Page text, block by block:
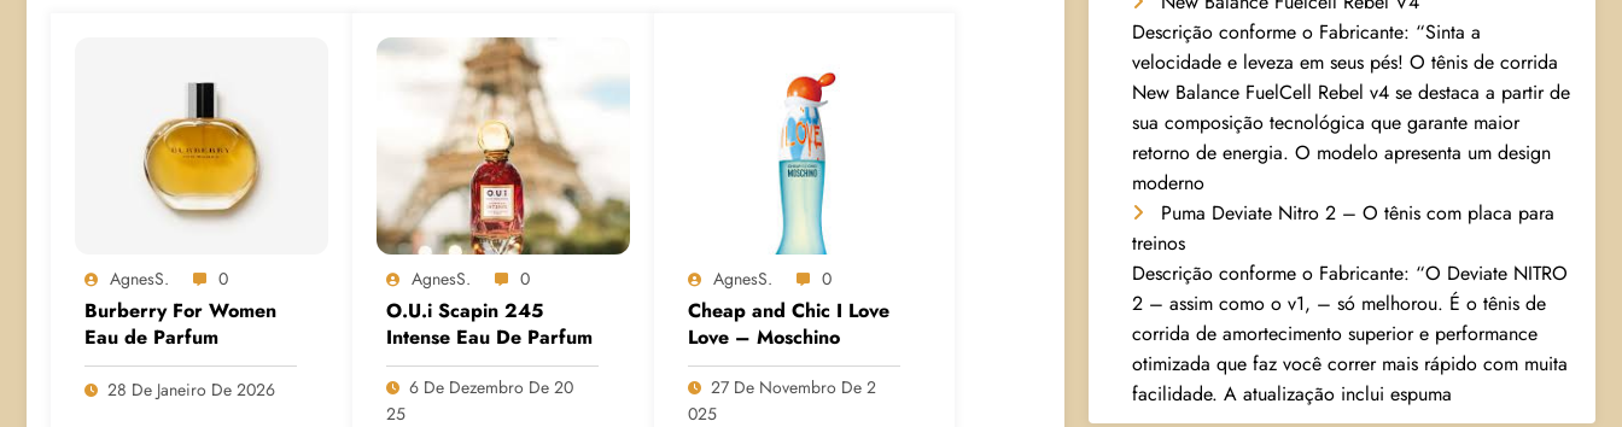
AgnesS. 0
Burberry For Women
Eau de Parfum
28 De Janeiro De 2026
AgnesS. 0
O.U.i Scapin 245
Intense Eau De Parfum
6 De Dezembro De 20
25
AgnesS. 0
Cheap and Chic I Love
Love – Moschino
27 De Novembro De 2
025
Descrição conforme o Fabricante: “Sinta a
velocidade e leveza em seus pés! O tênis de corrida
New Balance FuelCell Rebel v4 se destaca a partir de
sua composição tecnológica que garante maior
retorno de energia. O modelo apresenta um design
moderno
Puma Deviate Nitro 2 – O tênis com placa para
treinos
Descrição conforme o Fabricante: “O Deviate NITRO
2 – assim como o v1, – só melhorou. É o tênis de
corrida de amortecimento superior e performance
otimizada que faz você correr mais rápido com muita
facilidade. A atualização inclui espuma